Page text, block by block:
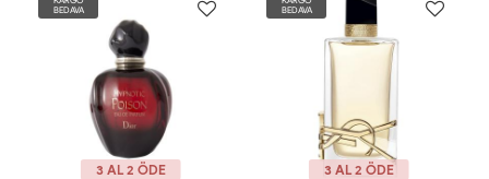
BEDAVA
3 AL 2 ÖDE
BEDAVA
3 AL 2 ÖDE